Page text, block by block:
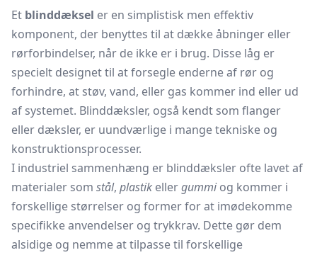
Et blinddæksel er en simplistisk men effektiv
komponent, der benyttes til at dække åbninger eller
rørforbindelser, når de ikke er i brug. Disse låg er
specielt designet til at forsegle enderne af rør og
forhindre, at støv, vand, eller gas kommer ind eller ud
af systemet. Blinddæksler, også kendt som flanger
eller dæksler, er uundværlige i mange tekniske og
konstruktionsprocesser.
I industriel sammenhæng er blinddæksler ofte lavet af
materialer som stål, plastik ellergummiog kommer i
forskellige størrelser og former for at imødekomme
specifikke anvendelser og trykkrav. Dette gør dem
alsidige og nemme at tilpasse til forskellige